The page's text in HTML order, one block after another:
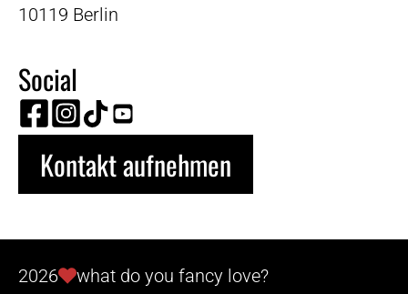
10119 Berlin
Social
Kontakt aufnehmen
2026 what do you fancy love?